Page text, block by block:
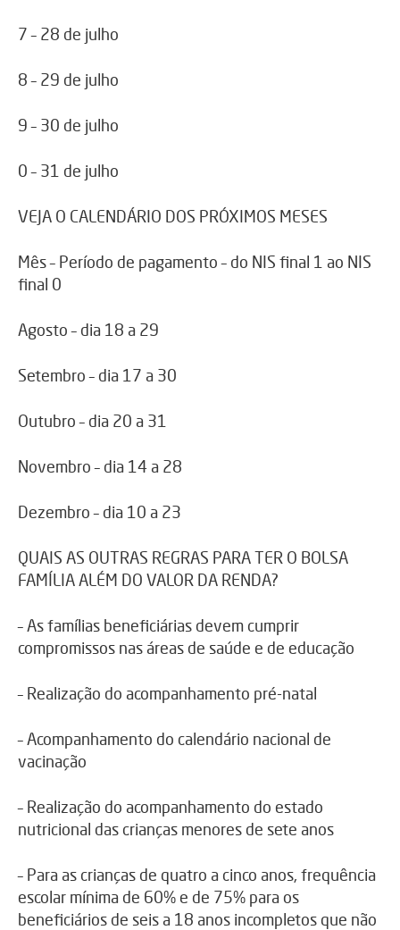
7 – 28 de julho
8 – 29 de julho
9 – 30 de julho
0 – 31 de julho
VEJA O CALENDÁRIO DOS PRÓXIMOS MESES
Mês – Período de pagamento – do NIS final 1 ao NIS
final 0
Agosto – dia 18 a 29
Setembro – dia 17 a 30
Outubro – dia 20 a 31
Novembro – dia 14 a 28
Dezembro – dia 10 a 23
QUAIS AS OUTRAS REGRAS PARA TER O BOLSA
FAMÍLIA ALÉM DO VALOR DA RENDA?
– As famílias beneficiárias devem cumprir
compromissos nas áreas de saúde e de educação
– Realização do acompanhamento pré-natal
– Acompanhamento do calendário nacional de
vacinação
– Realização do acompanhamento do estado
nutricional das crianças menores de sete anos
– Para as crianças de quatro a cinco anos, frequência
escolar mínima de 60% e de 75% para os
beneficiários de seis a 18 anos incompletos que não